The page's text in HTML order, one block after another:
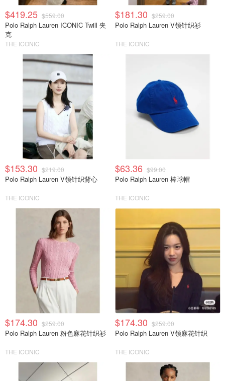
$419.25 $559.00
Polo Ralph Lauren ICONIC Twill 夹
克
THE ICONIC
$181.30 $259.00
Polo Ralph Lauren V领针织衫
THE ICONIC
$153.30 $219.00
Polo Ralph Lauren V领针织背心
THE ICONIC
$63.36 $99.00
Polo Ralph Lauren 棒球帽
THE ICONIC
$174.30 $259.00
Polo Ralph Lauren 粉色麻花针织衫
THE ICONIC
$174.30 $259.00
Polo Ralph Lauren V领麻花针织
THE ICONIC